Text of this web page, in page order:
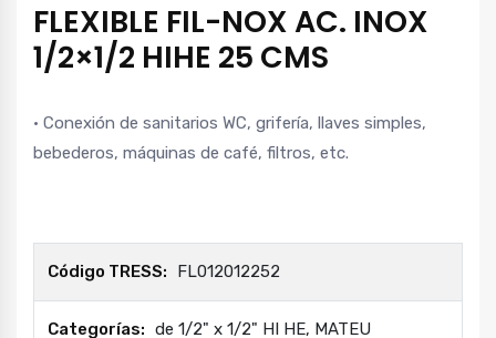
FLEXIBLE FIL-NOX AC. INOX
1/2×1/2 HIHE 25 CMS
· Conexión de sanitarios WC, grifería, llaves simples,
bebederos, máquinas de café, filtros, etc.
Código TRESS: FL012012252
Categorías: de 1/2" x 1/2" HI HE, MATEU